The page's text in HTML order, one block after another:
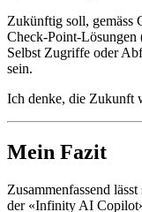
Zukünftig soll, gemäss
Check-Point-
Selbst Zugriffe oder
sein.
Ich denke, die Zukunft
Mein Fazit
Zusammenfassend
der «Infinity AI